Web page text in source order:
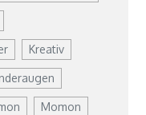
Kreativ
Momon